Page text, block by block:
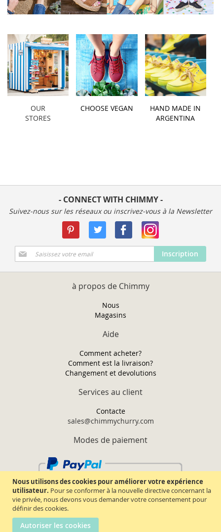
Nous utilisons des cookies pour améliorer votre expérience
utilisateur. Pour se conformer à la nouvelle directive concernant la
vie privée, nous devons vous demander votre consentement pour
définir des cookies.
Autoriser les cookies
OUR
STORES
CHOOSE VEGAN
HAND MADE IN
ARGENTINA
- CONNECT WITH CHIMMY -
Suivez-nous sur les réseaux ou inscrivez-vous à la Newsletter
Inscription
à
notre
Inscription
à propos de Chimmy
Nous
Magasins
Aide
Comment acheter?
Comment est la livraison?
Changement et devolutions
Services au client
Contacte
sales@chimmychurry.com
Modes de paiement
Chimmy Churry TM. Tous droits réservés.